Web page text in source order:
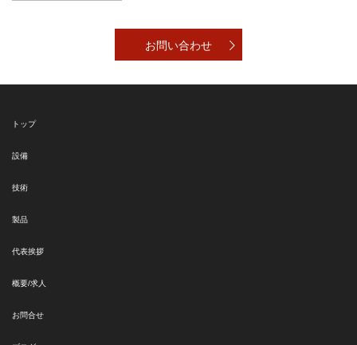
お問い合わせ
トップ
設備
技術
製品
代表挨拶
概要/求人
お問合せ